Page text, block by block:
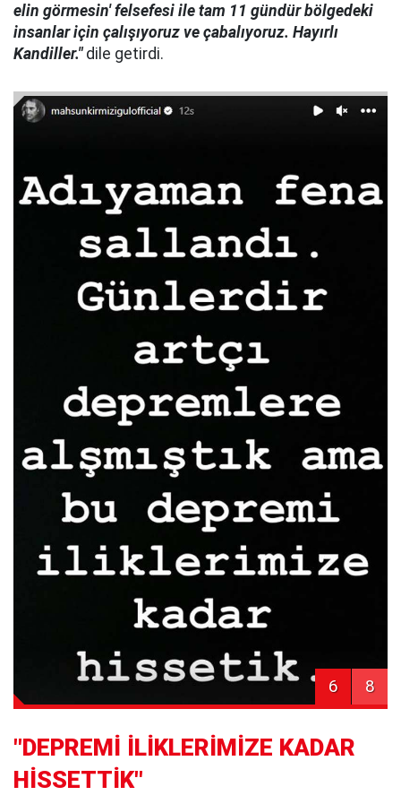
elin görmesin' felsefesi ile tam 11 gündür bölgedeki
insanlar için çalışıyoruz ve çabalıyoruz. Hayırlı
Kandiller."dile getirdi.
6 8
"DEPREMİ İLİKLERİMİZE KADAR
HİSSETTİK"